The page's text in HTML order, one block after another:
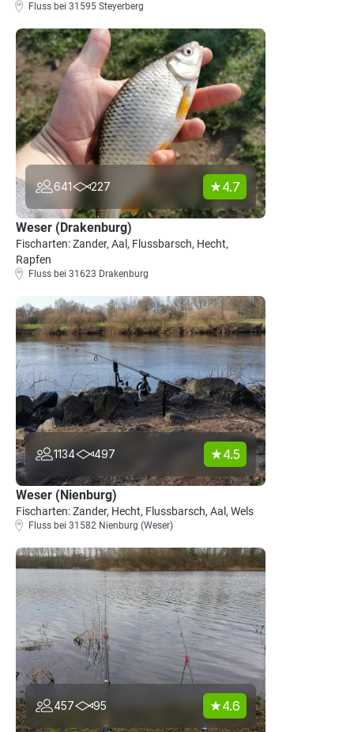
Fluss bei 31595 Steyerberg
641 227 4.7
Weser (Drakenburg)
Fischarten: Zander, Aal, Flussbarsch, Hecht,
Rapfen
Fluss bei 31623 Drakenburg
1134 497 4.5
Weser (Nienburg)
Fischarten: Zander, Hecht, Flussbarsch, Aal, Wels
Fluss bei 31582 Nienburg (Weser)
457 95 4.6